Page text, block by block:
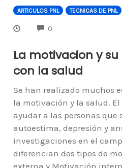
ARTICULOS PNL TECNICAS DE PNL
0
La motivacion y
con la salud
Se han realizado muchos
la motivación y la salud. El
ayudar a las personas que
autoestima, depresión y
investigaciones en el
diferencian dos tipos de
externa y Motivación